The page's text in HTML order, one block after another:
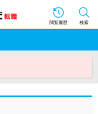
閲覧履歴 検索